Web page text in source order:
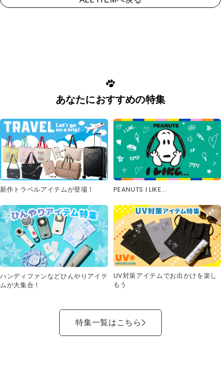
ALL ITEMへ戻る
あなたにおすすめの特集
新作トラベルアイテムが登場！
ハンディファンなどひんやりアイテ
ムが大集合！
UV対策アイテムでお出かけを楽し
もう
特集一覧はこちら